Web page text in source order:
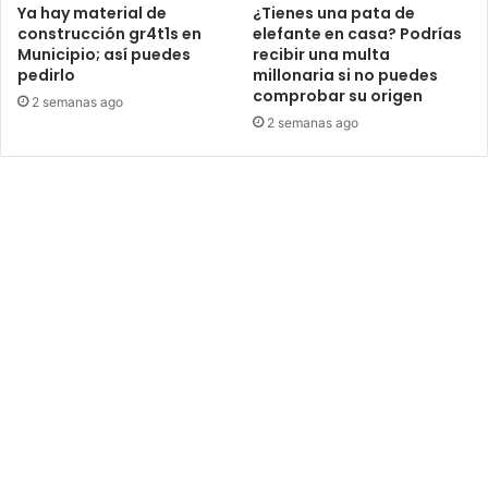
Ya hay material de
construcción gr4t1s en
Municipio; así puedes
pedirlo
2 semanas ago
¿Tienes una pata de
elefante en casa? Podrías
recibir una multa
millonaria si no puedes
comprobar su origen
2 semanas ago